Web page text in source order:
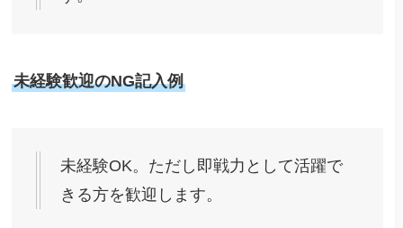
未経験歓迎のNG記入例
未経験OK。ただし即戦力として活躍で
きる方を歓迎します。